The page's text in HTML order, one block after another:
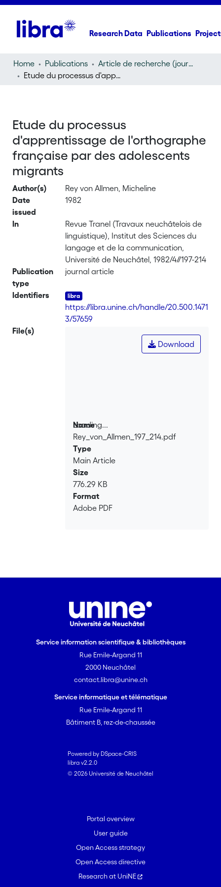
Research Data Publications
Home Publications
Article de recherche (journal article)
Etude du processus d'apprentissage de l'orthographe française par des adolescents migrants
Etude du processus
d'apprentissage de l'orthographe
française par des adolescents
migrants
Author(s)
Rey von Allmen, Micheline
Date
issued
1982
In
Revue Tranel (Travaux neuchâtelois de
linguistique), Institut des Sciences du
langage et de la communication,
Université de Neuchâtel, 1982/4//197-214
Publication
type
journal article
Identifiers
https://libra.unine.ch/handle/20.500.1471
3/57659
File(s)
Loading...
Loading...
Download
Name
Rey_von_Allmen_197_214.pdf
Type
Main Article
Size
776.29 KB
Format
Adobe PDF
Service information scientifique & bibliothèques
Rue Emile-Argand 11
2000 Neuchâtel
contact.libra@unine.ch
Service informatique et télématique
Rue Emile-Argand 11
Bâtiment B, rez-de-chaussée
Powered by DSpace-CRIS
libra v2.2.0
© 2026 Université de Neuchâtel
Portal overview
User guide
Open Access strategy
Open Access directive
Research at UniNE